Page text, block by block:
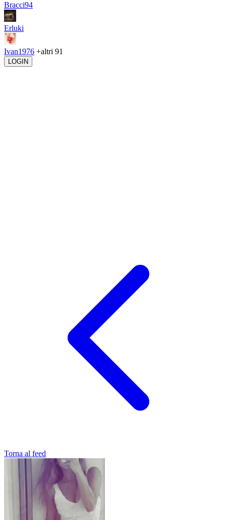
Bracci94
Erluki
Ivan1976 +altri 91
LOGIN
Torna al feed